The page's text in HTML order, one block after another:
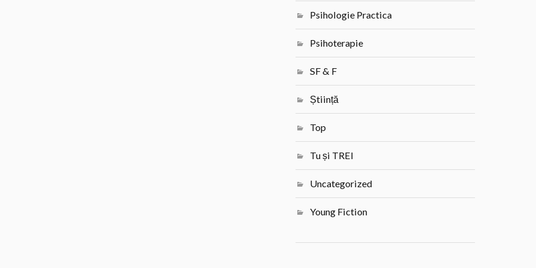
Psihologie Practica
Psihoterapie
SF & F
Știință
Top
Tu și TREI
Uncategorized
Young Fiction